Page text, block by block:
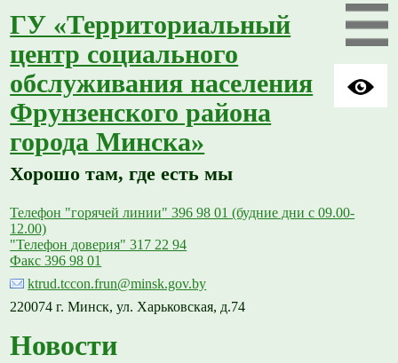
ГУ «Территориальный
центр социального
обслуживания населения
Фрунзенского района
города Минска»
Хорошо там, где есть мы
Телефон "горячей линии" 396 98 01 (будние дни с 09.00-
12.00)
"Телефон доверия" 317 22 94
Факс 396 98 01
ktrud.tccon.frun@minsk.gov.by
220074 г. Минск, ул. Харьковская, д.74
Новости